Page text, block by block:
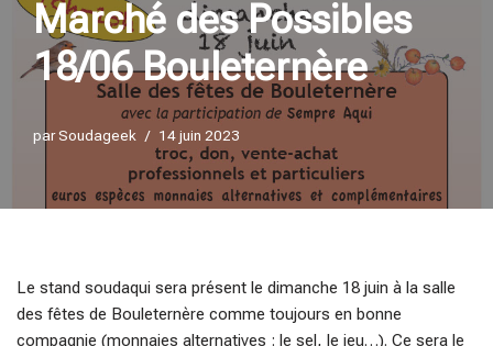
Marché des Possibles
18/06 Bouleternère
parSoudageek 14 juin 2023
Le stand soudaqui sera présent le dimanche 18 juin à la salle
des fêtes de Bouleternère comme toujours en bonne
compagnie (monnaies alternatives : le sel, le jeu…). Ce sera le